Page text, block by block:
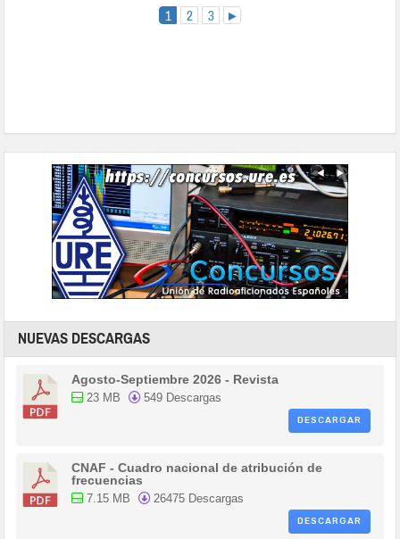
1 2 3 ►
NUEVAS DESCARGAS
Agosto-Septiembre 2026 - Revista
23 MB
549 Descargas
DESCARGAR
CNAF - Cuadro nacional de atribución de
frecuencias
7.15 MB
26475 Descargas
DESCARGAR